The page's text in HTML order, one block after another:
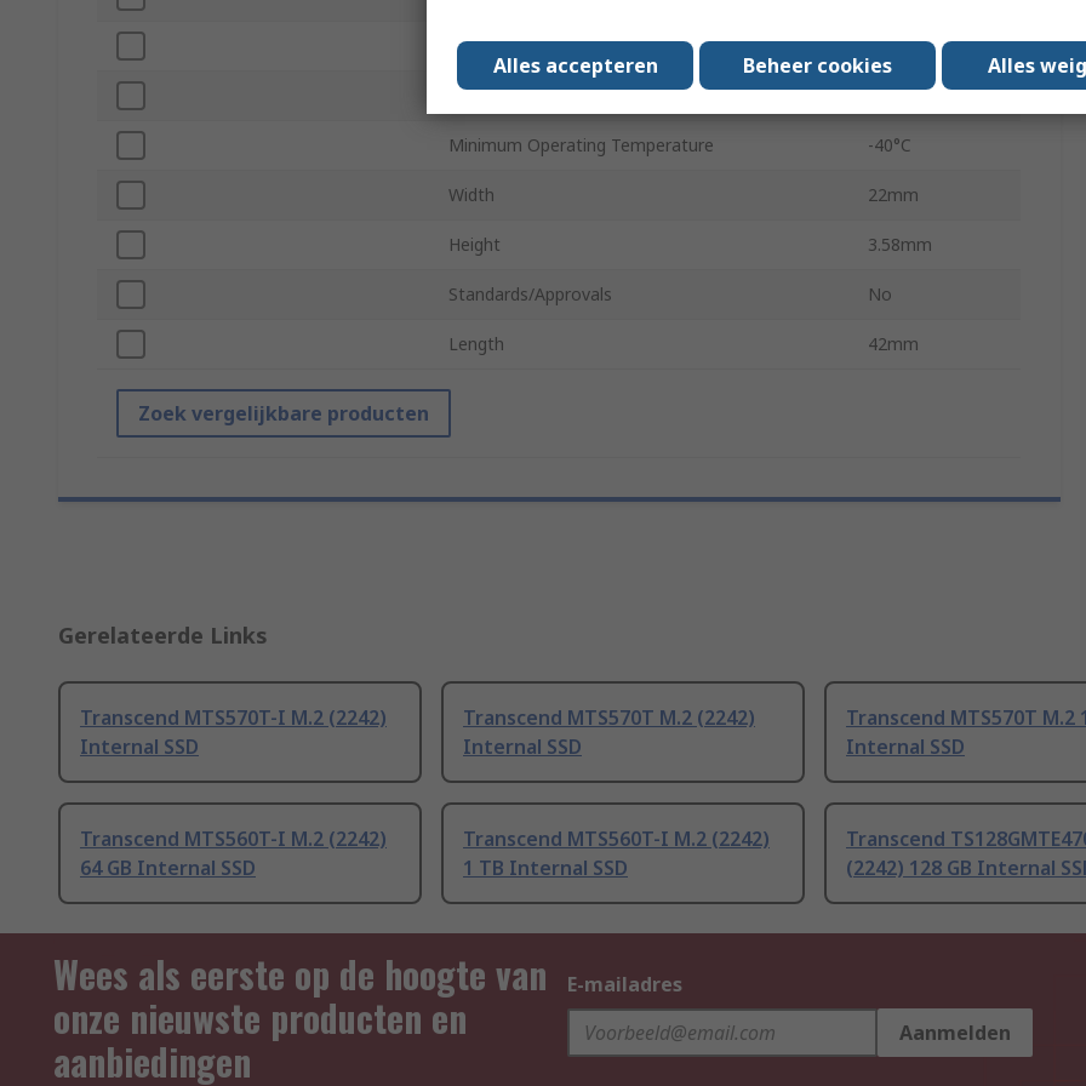
Self-Destruct No
Maximum Operating Temperature 85°C
Minimum Operating Temperature -40°C
Width 22mm
Height 3.58mm
Standards/Approvals No
Length 42mm
Zoek vergelijkbare producten
Gerelateerde Links
Transcend MTS570T-I M.2 (2242)
Internal SSD
Transcend MTS570T M.2 (2242)
Internal SSD
Transcend MTS570T M.2
Internal SSD
Transcend MTS560T-I M.2 (2242)
64 GB Internal SSD
Transcend MTS560T-I M.2 (2242)
1 TB Internal SSD
Transcend
(2242) 128 GB Internal
Wees als eerste op de hoogte van
onze nieuwste producten en
aanbiedingen
E-mailadres
Aanmelden
Alles accepteren Beheer cookies Alles